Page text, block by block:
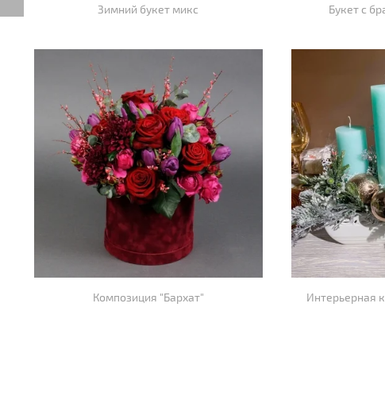
Зимний букет микс Букет с
Композиция "Бархат" Интерьерная